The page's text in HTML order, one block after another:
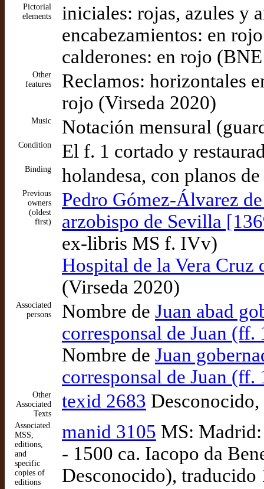
Pictorial
elements
iniciales: rojas, azules y
encabezamientos: en
calderones: en rojo
Other
features
Reclamos: horizontales
rojo (Virseda 2020)
Music Notación mensural
Condition El f. 1 cortado y
Binding holandesa, con planos
Previous
owners
(oldest
first)
Pedro Gómez-Álvarez
arzobispo de Sevilla
ex-libris MS f. IVv)
Hospital de la Vera Cruz
(Virseda 2020)
Associated
persons
Nombre de Juan abad
corresponsal de Juan (ff.
Nombre de Juan
corresponsal de Juan (ff.
Other
Associated
Texts
texid 2683
Associated
MSS,
editions,
and
specific
copies of
editions
manid 3105 MS:
- 1500 ca. Iacopo da
Desconocido), traducido